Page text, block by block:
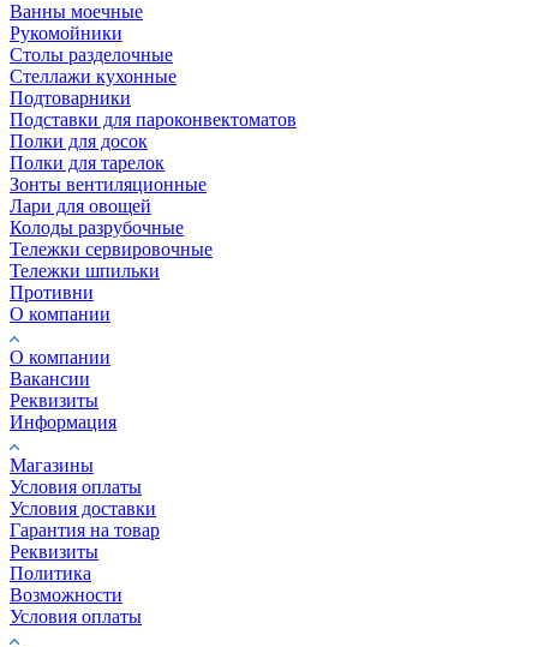
Ванны моечные
Рукомойники
Столы разделочные
Стеллажи кухонные
Подтоварники
Подставки для пароконвектоматов
Полки для досок
Полки для тарелок
Зонты вентиляционные
Лари для овощей
Колоды разрубочные
Тележки сервировочные
Тележки шпильки
Противни
О компании
О компании
Вакансии
Реквизиты
Информация
Магазины
Условия оплаты
Условия доставки
Гарантия на товар
Реквизиты
Политика
Возможности
Условия оплаты